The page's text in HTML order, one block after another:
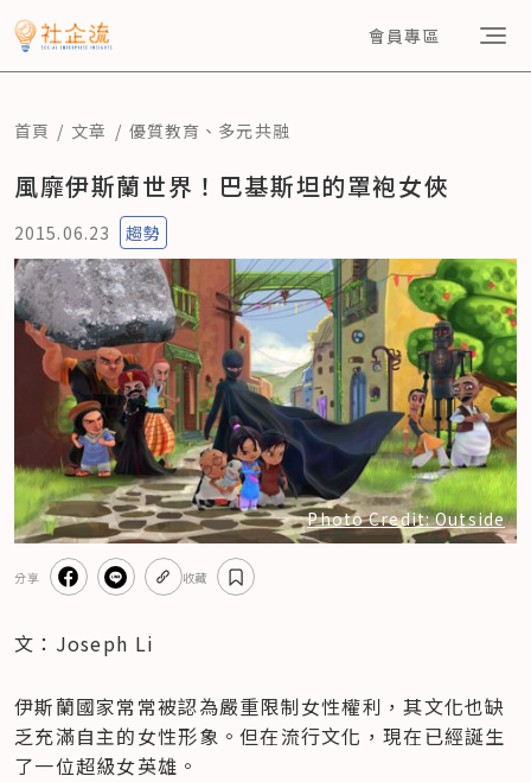
會員專區
首頁 文章 優質教育 、 多元共融
風靡伊斯蘭世界！巴基斯坦的罩袍女俠
2015.06.23 趨勢
Photo Credit: Outside
分享 收藏
文：Joseph Li
伊斯蘭國家常常被認為嚴重限制女性權利，其文化也缺
乏充滿自主的女性形象。但在流行文化，現在已經誕生
了一位超級女英雄。